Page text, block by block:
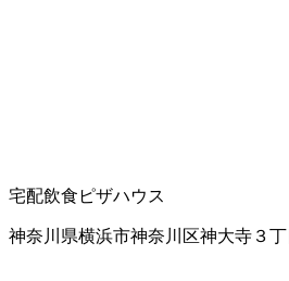
宅配飲食 ピザハウス
神奈川県横浜市神奈川区神大寺３